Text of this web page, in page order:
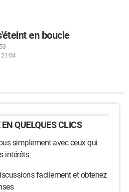
en boucle
QUELQUES CLICS
simplement avec ceux qui
intérêts
facilement et obtenez